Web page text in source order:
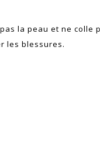
la peau et ne
les blessures.